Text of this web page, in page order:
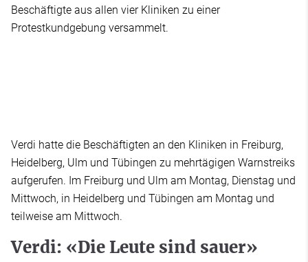
Beschäftigte aus allen vier Kliniken zu einer
Protestkundgebung versammelt.
Verdi hatte die Beschäftigten an den Kliniken in Freiburg,
Heidelberg, Ulm und Tübingen zu mehrtägigen Warnstreiks
aufgerufen. Im Freiburg und Ulm am Montag, Dienstag und
Mittwoch, in Heidelberg und Tübingen am Montag und
teilweise am Mittwoch.
Verdi: «Die Leute sind sauer»